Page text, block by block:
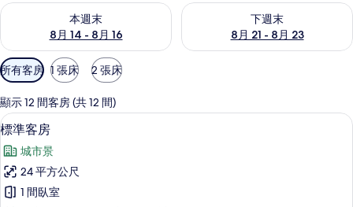
本週末
8月 14 - 8月 16
查看本週末 (8月 14 - 8月 16) 的供應情況
下週末
8月 21 - 8月 23
查看下週末 (8月 21 - 8月 23)
可
用
的
客
房
篩
選
條
件
所有客房 1 張床 2 張床
顯示 12 間客房 (共 12 間)
顯
示
標
準
客
低過敏寢具、客房內保險箱、書桌、
6
標準客房
城市景
24 平方公尺
1 間臥室